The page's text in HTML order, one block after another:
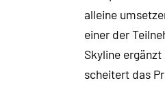
alleine
einer der
Skyline
scheitert das